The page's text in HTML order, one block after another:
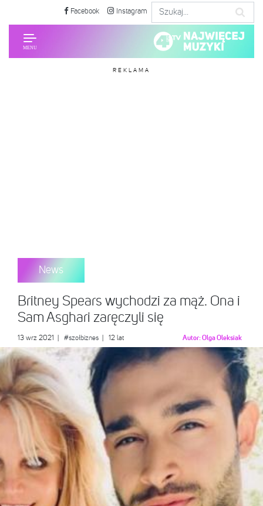
Facebook Instagram
REKLAMA
News
Britney Spears wychodzi za mąż. Ona i
Sam Asghari zaręczyli się
13 wrz 2021 #szołbiznes | 12 lat Autor:Olga Oleksiak